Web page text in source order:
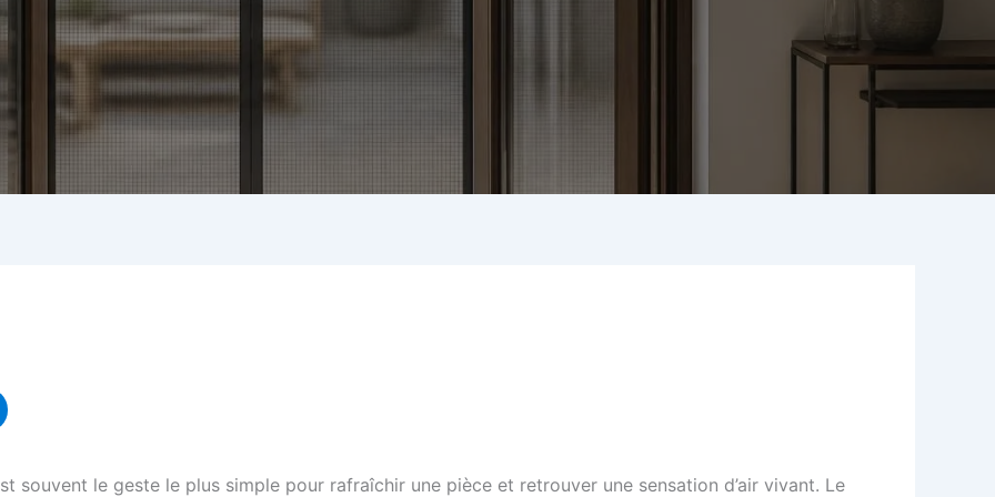
souvent le geste le plus simple pour rafraîchir une pièce et retrouver une sensation d’air vivant. Le